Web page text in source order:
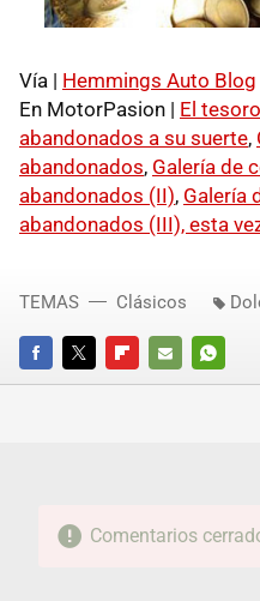
Vía | Hemmings Auto Blog
En MotorPasion | El
abandonados a su suerte,
abandonados, Galería de
abandonados (II), Galería
abandonados (III), esta
FACEBOOKTWITTERFLIPBOARD
E-
TEMAS Clásicos
Comentarios